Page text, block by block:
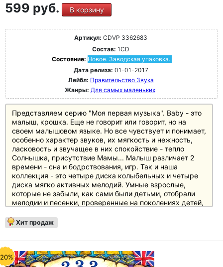
599 руб. В корзину
Артикул: CDVP 3362683
Состав: 1CD
Состояние: Новое. Заводская упаковка.
Дата релиза: 01-01-2017
Лейбл: Правительство Звука
Жанры: Для самых маленьких
Представляем серию "Моя первая музыка". Baby - это
малыш, крошка. Еще не говорит или говорит, но на
своем малышовом языке. Но все чувствует и понимает,
особенно характер звуков, их мягкость и нежность,
ласковость и звучащее в них спокойствие - тепло
Солнышка, присутствие Мамы... Малыш различает 2
времени - сна и бодрствования, игр. Так и наша
коллекция - это четыре диска колыбельных и четыре
диска мягко активных мелодий. Умные взрослые,
которые не забыли, как сами были детьми, отобрали
мелодии и песенки, проверенные на поколениях детей,
родители, но все они помнят эти напевы, как
неотъемлемую часть счастливого детства. Разделите с
малышу присутствие рядом большого и доброго друга
- Музыки - в его ежедневных путешествиях в наш
огромный мир!
Хит продаж